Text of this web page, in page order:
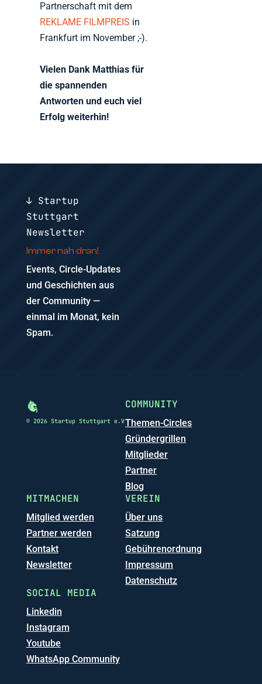
Partnerschaft mit dem
REKLAME FILMPREIS in
Frankfurt im November ;-).
Vielen Dank Matthias für
die spannenden
Antworten und euch viel
Erfolg weiterhin!
↓ Startup
Stuttgart
Newsletter
Immer nah dran!
Events, Circle-Updates
und Geschichten aus
der Community —
einmal im Monat, kein
Spam.
© 2026 Startup Stuttgart e.V
COMMUNITY
Themen-Circles
Gründergrillen
Mitglieder
Partner
Blog
MITMACHEN
Mitglied werden
Partner werden
Kontakt
Newsletter
VEREIN
Über uns
Satzung
Gebührenordnung
Impressum
Datenschutz
SOCIAL MEDIA
Linkedin
Instagram
Youtube
WhatsApp Community